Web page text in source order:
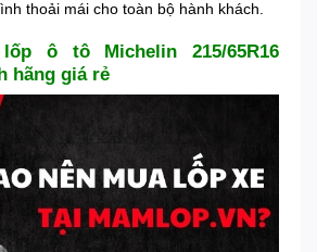
thoải mái cho toàn bộ hành khách.
ô tô Michelin 215/65R16
hãng giá rẻ